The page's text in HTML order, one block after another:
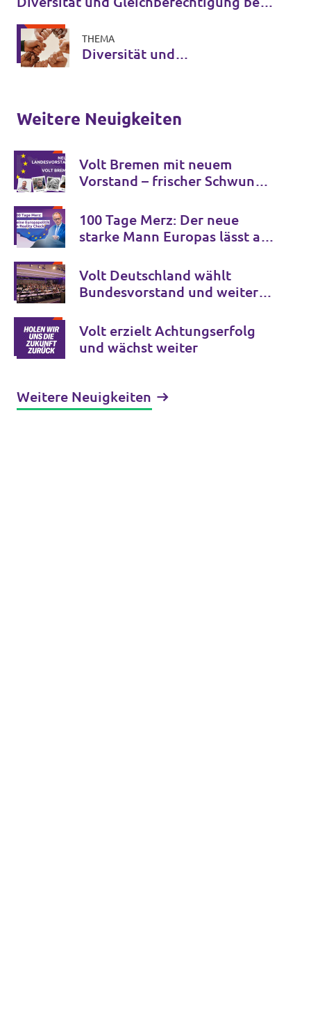
THEMA
Diversität und
Weitere Neuigkeiten
Volt Bremen mit neuem
Vorstand – frischer Schwung
Perspektive
100 Tage Merz: Der neue
starke Mann Europas lässt auf
Volt Deutschland wählt
Bundesvorstand und weitere
kommenden Jahre
Volt erzielt Achtungserfolg
und wächst weiter
Weitere Neuigkeiten